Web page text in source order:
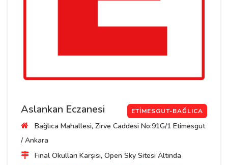
Aslankan Eczanesi ETIMESGUT-BAĞLICA
Bağlıca Mahallesi, Zirve Caddesi No:91G/1 Etimesgut
/ Ankara
Final Okulları Karşısı, Open Sky Sitesi Altında